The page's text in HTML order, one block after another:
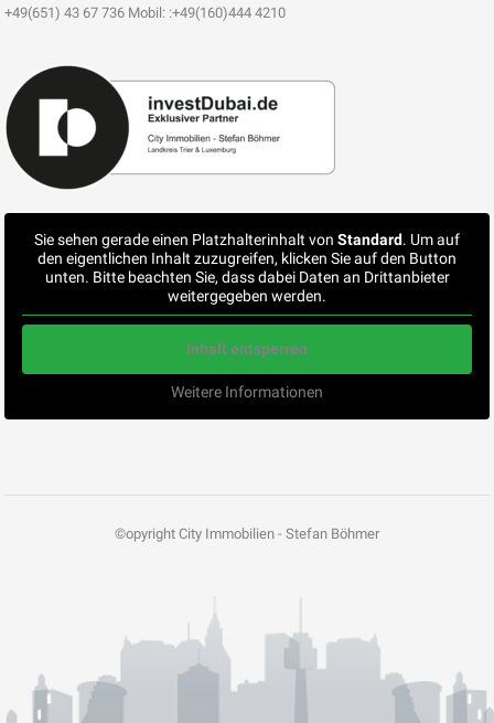
+49(651) 43 67 736 Mobil: :+49(160)444 4210
Sie sehen gerade einen Platzhalterinhalt von Standard. Um auf
den eigentlichen Inhalt zuzugreifen, klicken Sie auf den Button
unten. Bitte beachten Sie, dass dabei Daten an Drittanbieter
weitergegeben werden.
Inhalt entsperren
Weitere Informationen
©opyright City Immobilien - Stefan Böhmer